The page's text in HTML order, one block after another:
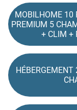
MOBILHOME 10
PREMIUM 5
+ CLIM +
HÉBERGEMENT